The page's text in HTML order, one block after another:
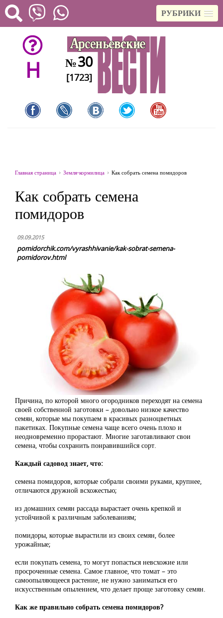
РУБРИКИ
H №30
[1723]
Главная страница Земля-кормилица Как собрать семена помидоров
Как собрать семена
помидоров
09.09.2015
pomidorchik.com/vyrashhivanie/kak-sobrat-semena-
pomidorov.html
Причина, по которой много огородников переходят на семена
своей собственной заготовки – довольно низкое качество
семян, которые мы покупаем в красивых разноцветных
пакетиках. Покупные семена чаще всего очень плохо и
неодновременно прорастают. Многие заготавливают свои
семена, чтобы сохранить понравившийся сорт.
Каждый садовод знает, что:
семена помидоров, которые собрали своими руками, крупнее,
отличаются дружной всхожестью;
из домашних семян рассада вырастает очень крепкой и
устойчивой к различным заболеваниям;
помидоры, которые вырастили из своих семян, более
урожайные;
если покупать семена, то могут попасться невсхожие или
просроченные семена. Самое главное, что томат – это
самоопыляющееся растение, не нужно заниматься его
искусственным опылением, что делает проще заготовку семян.
Как же правильно собрать семена помидоров?